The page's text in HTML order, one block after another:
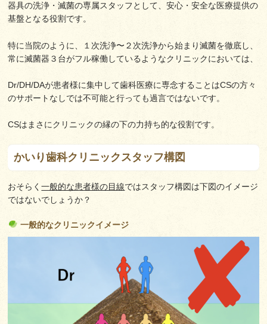
器具の洗浄・滅菌の専属スタッフとして、安心・安全な医療提供の
基盤となる役割です。
特に当院のように、１次洗浄〜２次洗浄から始まり滅菌を徹底し、
常に滅菌器３台がフル稼働しているようなクリニックにおいては、
Dr/DH/DAが患者様に集中して歯科医療に専念することはCSの方々
のサポートなしでは不可能と行っても過言ではないです。
CSはまさにクリニックの縁の下の力持ち的な役割です。
かいり歯科クリニックスタッフ構図
おそらく一般的な患者様の目線ではスタッフ構図は下図のイメージ
ではないでしょうか？
一般的なクリニックイメージ